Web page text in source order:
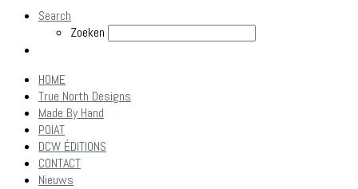
Search
Zoeken
HOME
True North Designs
Made By Hand
POIAT
DCW ÉDITIONS
CONTACT
Nieuws